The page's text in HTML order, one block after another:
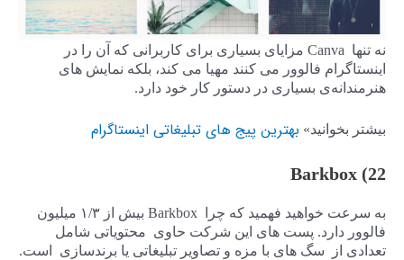
نه تنها Canva مزایای بسیاری برای کاربرانی که آن را در
اینستاگرام فالوور می کنند مهیا می کند، بلکه نمایش های
هنرمندانه‌ی بسیاری در دستور کار خود دارد.
بیشتر بخوانید» بهترین پیج های تبلیغاتی اینستاگرام
22) Barkbox
به سرعت خواهید فهمید که چرا Barkbox بیش از ۱/۳ میلیون
فالوور دارد. پست های این شرکت حاوی محتویاتی شامل
تعدادی از سگ های با مزه و تصاویر تبلیغاتی یا برندسازی است.